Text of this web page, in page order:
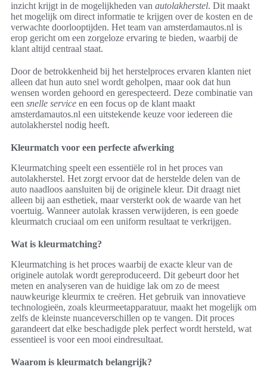
inzicht krijgt in de mogelijkheden van autolakherstel. Dit maakt
het mogelijk om direct informatie te krijgen over de kosten en de
verwachte doorlooptijden. Het team van amsterdamautos.nl is
erop gericht om een zorgeloze ervaring te bieden, waarbij de
klant altijd centraal staat.
Door de betrokkenheid bij het herstelproces ervaren klanten niet
alleen dat hun auto snel wordt geholpen, maar ook dat hun
wensen worden gehoord en gerespecteerd. Deze combinatie van
een snelle service en een focus op de klant maakt
amsterdamautos.nl een uitstekende keuze voor iedereen die
autolakherstel nodig heeft.
Kleurmatch voor een perfecte afwerking
Kleurmatching speelt een essentiële rol in het proces van
autolakherstel. Het zorgt ervoor dat de herstelde delen van de
auto naadloos aansluiten bij de originele kleur. Dit draagt niet
alleen bij aan esthetiek, maar versterkt ook de waarde van het
voertuig. Wanneer autolak krassen verwijderen, is een goede
kleurmatch cruciaal om een uniform resultaat te verkrijgen.
Wat is kleurmatching?
Kleurmatching is het proces waarbij de exacte kleur van de
originele autolak wordt gereproduceerd. Dit gebeurt door het
meten en analyseren van de huidige lak om zo de meest
nauwkeurige kleurmix te creëren. Het gebruik van innovatieve
technologieën, zoals kleurmeetapparatuur, maakt het mogelijk om
zelfs de kleinste nuanceverschillen op te vangen. Dit proces
garandeert dat elke beschadigde plek perfect wordt hersteld, wat
essentieel is voor een mooi eindresultaat.
Waarom is kleurmatch belangrijk?